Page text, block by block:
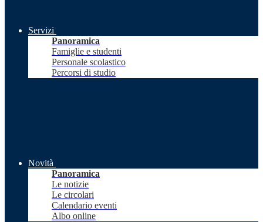
Servizi
Panoramica
Famiglie e studenti
Personale scolastico
Percorsi di studio
Novità
Panoramica
Le notizie
Le circolari
Calendario eventi
Albo online